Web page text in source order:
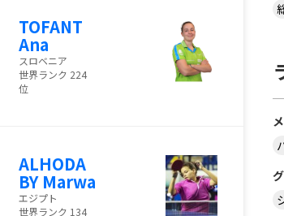
TOFANT
Ana
スロベニア
世界ランク 224
位
ALHODA
BY Marwa
エジプト
世界ランク 134